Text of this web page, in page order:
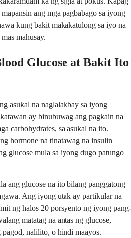
ang mga pagbabago sa iyong
kung bakit makakatulong sa iyo na
mahusay.
Glucose at Bakit Ito
asukal na naglalakbay sa iyong
ay binubuwag ang pagkain na
carbohydrates, sa asukal na ito.
hormone na tinatawag na insulin
glucose mula sa iyong dugo patungo
ang glucose na ito bilang panggatong
Ang iyong utak ay partikular na
ng halos 20 porsyento ng iyong pang-
matatag na antas ng glucose,
pagod, nalilito, o hindi maayos.